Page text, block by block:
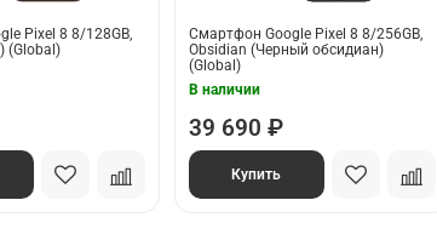
Pixel 8 8/128GB,
(Global)
Смартфон Google Pixel 8 8/256GB,
Obsidian (Черный обсидиан)
(Global)
В наличии
39 690 ₽
Купить